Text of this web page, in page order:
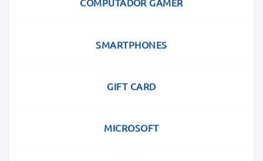
COMPUTADOR GAMER
SMARTPHONES
GIFT CARD
MICROSOFT